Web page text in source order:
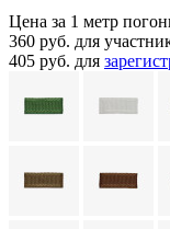
Цена за 1 метр
360 руб. для
405 руб. для